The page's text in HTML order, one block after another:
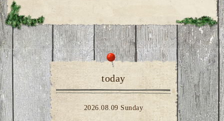
today
2026.08.09 Sunday